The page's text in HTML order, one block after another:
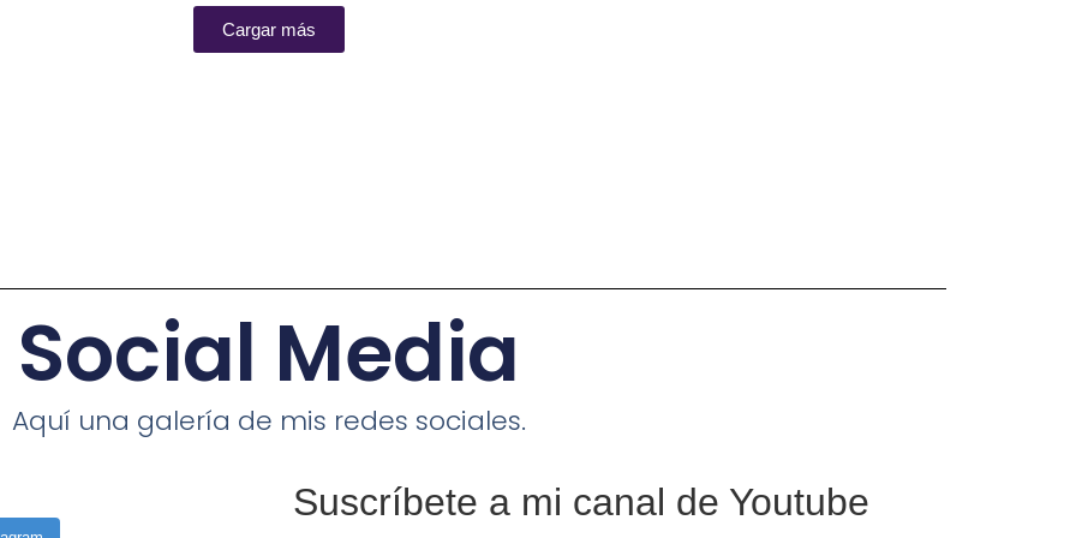
Cargar más
Social Media
Aquí una galería de mis redes sociales.
Suscríbete a mi canal de Youtube